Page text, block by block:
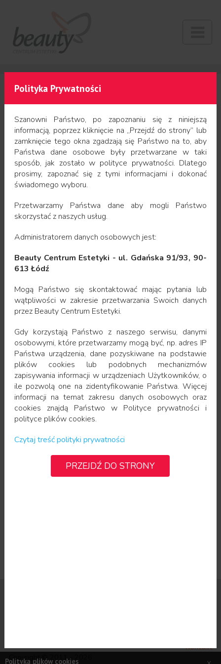
USG
Badanie USG(ultrasonografia) jest to badanie z
zastosowaniem ultradźwięków w celu obrazowania
tkanek oraz poszczególnych narządów. Dzięki temu
badaniu można w szybki i bezbolesny sposób
guzy czy zgrubienia.
w krótkich odstępach czasu.
W Beauty Centrum Estetyki badania USG wykonują:
USG tarczycy +/ biopsja tarczycy
USG Doppler kończyn dolnych.
Copyright © 2011 - 2026
Kontakt
Polityka Prywatności
Szanowni Państwo, po zapoznaniu się z niniejszą
informacją, poprzez kliknięcie na „Przejdź do strony” lub
zamknięcie tego okna zgadzają się Państwo na to, aby
Państwa dane osobowe były przetwarzane w taki
sposób, jak zostało w polityce prywatności. Dlatego
prosimy, zapoznać się z tymi informacjami i dokonać
świadomego wyboru.
Przetwarzamy Państwa dane aby mogli Państwo
skorzystać z naszych usług.
Administratorem danych osobowych jest:
Beauty Centrum Estetyki - ul. Gdańska 91/93, 90-
613 Łódź
Mogą Państwo się skontaktować mając pytania lub
wątpliwości w zakresie przetwarzania Swoich danych
przez Beauty Centrum Estetyki.
Gdy korzystają Państwo z naszego serwisu, danymi
osobowymi, które przetwarzamy mogą być, np. adres IP
Państwa urządzenia, dane pozyskiwane na podstawie
plików cookies lub podobnych mechanizmów
zapisywania informacji w urządzeniach Użytkowników, o
ile pozwolą one na zidentyfikowanie Państwa. Więcej
informacji na temat zakresu danych osobowych oraz
cookies znajdą Państwo w Polityce prywatności i
polityce plików cookies.
Czytaj treść polityki prywatności
PRZEJDŹ DO STRONY
Polityka plików cookies